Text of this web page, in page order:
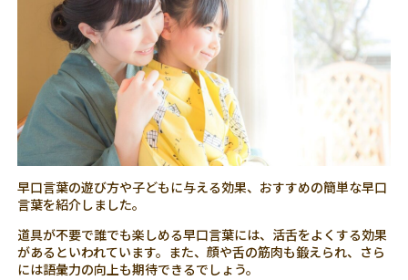
早口言葉の遊び方や子どもに与える効果、おすすめの簡単な早口
言葉を紹介しました。
道具が不要で誰でも楽しめる早口言葉には、活舌をよくする効果
があるといわれています。また、顔や舌の筋肉も鍛えられ、さら
には語彙力の向上も期待できるでしょう。